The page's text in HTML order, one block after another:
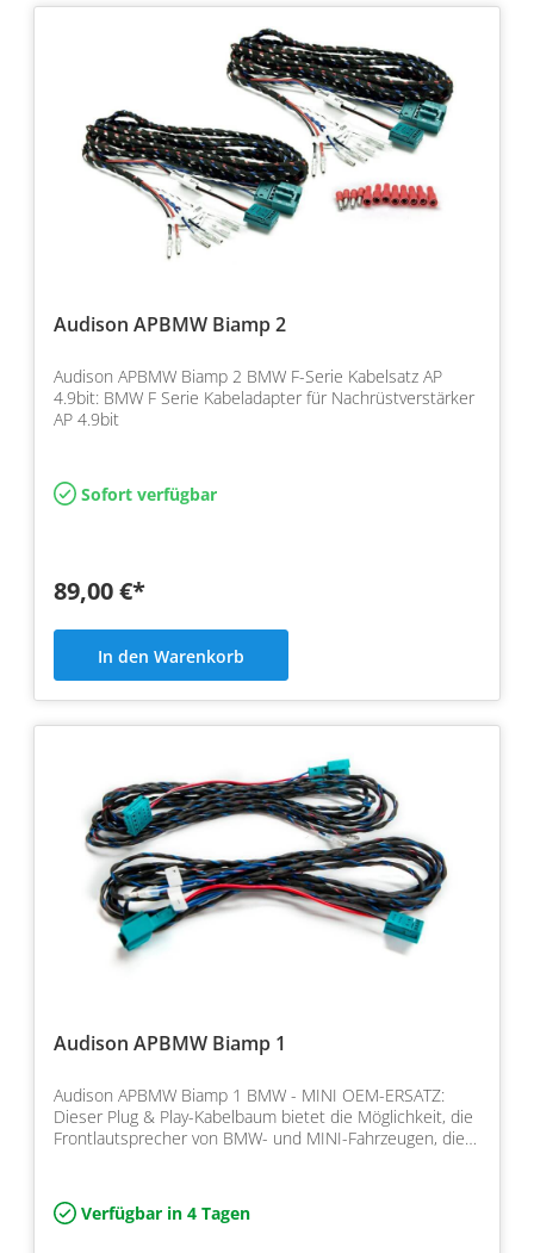
Audison APBMW Biamp 2
Audison APBMW Biamp 2 BMW F-Serie Kabelsatz AP
4.9bit: BMW F Serie Kabeladapter für Nachrüstverstärker
AP 4.9bit
Sofort verfügbar
89,00 €*
In den Warenkorb
Audison APBMW Biamp 1
Audison APBMW Biamp 1 BMW - MINI OEM-ERSATZ:
Dieser Plug & Play-Kabelbaum bietet die Möglichkeit, die
Frontlautsprecher von BMW- und MINI-Fahrzeugen, die
Verfügbar in 4 Tagen